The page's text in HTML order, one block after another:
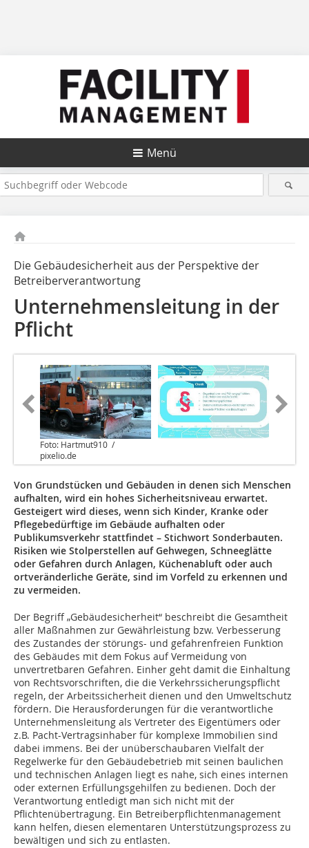
Menü
Die Gebäudesicherheit aus der Perspektive der
Betreiberverantwortung
Unternehmensleitung in der
Pflicht
Foto: Hartmut910 /
pixelio.de
Von Grundstücken und Gebäuden in denen sich Menschen
aufhalten, wird ein hohes Sicherheitsniveau erwartet.
Gesteigert wird dieses, wenn sich Kinder, Kranke oder
Pflegebedürftige im Gebäude aufhalten oder
Publikumsverkehr stattfindet – Stichwort Sonderbauten.
Risiken wie Stolperstellen auf Gehwegen, Schneeglätte
oder Gefahren durch Anlagen, Küchenabluft oder auch
ortveränderliche Geräte, sind im Vorfeld zu erkennen und
zu vermeiden.
Der Begriff „Gebäudesicherheit“ beschreibt die Gesamtheit
aller Maßnahmen zur Gewährleistung bzw. Verbesserung
des Zustandes der störungs- und gefahrenfreien Funktion
des Gebäudes mit dem Fokus auf Vermeidung von
unvertretbaren Gefahren. Einher geht damit die Einhaltung
von Rechtsvorschriften, die die Verkehrssicherungspflicht
regeln, der Arbeitssicherheit dienen und den Umweltschutz
fördern. Die Herausforderungen für die verantwortliche
Unternehmensleitung als Vertreter des Eigentümers oder
z.B. Pacht-Vertragsinhaber für komplexe Immo­bilien sind
dabei immens. Bei der unüberschaubaren Vielfalt der
Regelwerke für den Gebäudebetrieb mit seinen baulichen
und technischen Anlagen liegt es nahe, sich eines internen
oder externen Erfüllungsgehilfen zu bedienen. Doch der
Verantwortung entledigt man sich nicht mit der
Pflichtenübertragung. Ein Betreiberpflichtenmanagement
kann helfen, diesen elementaren Unterstützungsprozess zu
bewältigen und sich zu entlasten.